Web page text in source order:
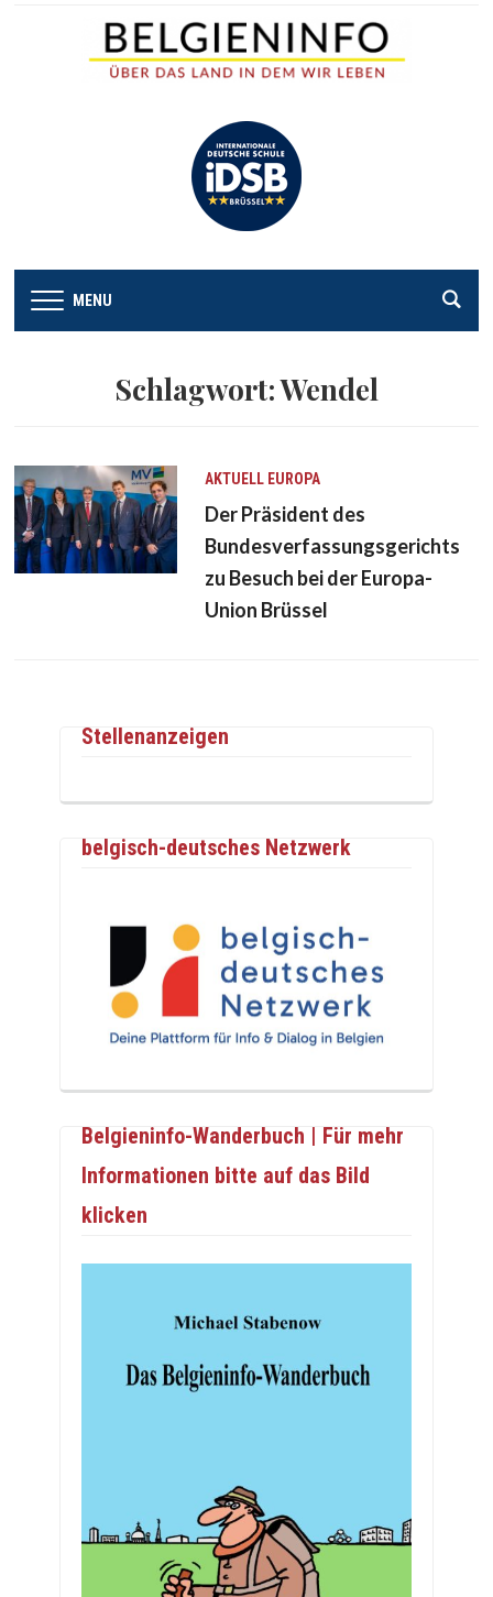
MENU
Schlagwort:Wendel
AKTUELL EUROPA
Der Präsident des
Bundesverfassungsgerichts
zu Besuch bei der Europa-
Union Brüssel
Stellenanzeigen
belgisch-deutsches Netzwerk
Belgieninfo-Wanderbuch | Für mehr
Informationen bitte auf das Bild
klicken